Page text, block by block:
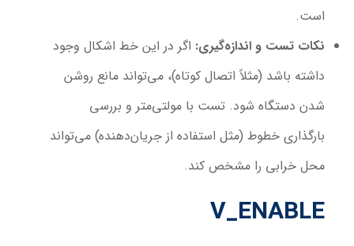
است.
نکات تست و اندازه‌گیری: اگر در این خط اشکال وجود
داشته باشد (مثلاً اتصال کوتاه)، می‌تواند مانع روشن
شدن دستگاه شود. تست با مولتی‌متر و بررسی
بارگذاری خطوط (مثل استفاده از جریان‌دهنده) می‌تواند
محل خرابی را مشخص کند.
V_ENABLE